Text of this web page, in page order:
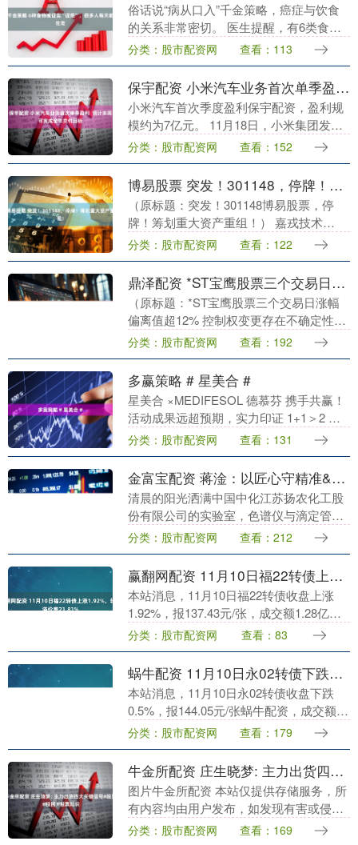
俗话说“病从口入”千金策略，癌症与饮食
的关系非常密切。 医生提醒，有6类食物
已被世界卫生组织等机构证实可能促进癌
症的发生和发展，需要特别警惕。 01 食
物促癌的....
分类：股市配资网 查看：113
保宇配资 小米汽车业务首次单季盈利 预计本周可完成全年交付目标
小米汽车首次季度盈利保宇配资，盈利规
模约为7亿元。 11月18日，小米集团发布
三季度业绩公告。单季营收1131亿元，同
比增长22.3%，连续4个季度突破千亿；
经....
分类：股市配资网 查看：152
博易股票 突发！301148，停牌！筹划重大资产重组！
（原标题：突发！301148博易股票，停
牌！筹划重大资产重组！） 嘉戎技术
(301148)11月17日午间公告，公司正在筹
划发行股份等方式购买资产事项， 同时
拟....
分类：股市配资网 查看：122
鼎泽配资 *ST宝鹰股票三个交易日涨幅偏离值超12% 控制权变更存在不确定性
（原标题：*ST宝鹰股票三个交易日涨幅
偏离值超12% 控制权变更存在不确定性）
鼎泽配资 雷达财经 文|杨洋 编|李亦辉鼎泽
配资 11月16日，*ST宝鹰（证券代....
分类：股市配资网 查看：192
多赢策略 # 星美合 #
星美合 ×MEDIFESOL 德慕芬 携手共赢！
活动成果远超预期，实力印证 1+1＞2 的
联盟魔力 发布于：广东省....
分类：股市配资网 查看：131
金富宝配资 蒋淦：以匠心守精准&#32;做研发路上的“火眼金睛”
清晨的阳光洒满中国中化江苏扬农化工股
份有限公司的实验室，色谱仪与滴定管整
齐排列，折射出专注的光芒。植保研究院
检测研发部分析实验员蒋淦手持待检样品
瓶，对光观察溶液....
分类：股市配资网 查看：212
赢翻网配资 11月10日福22转债上涨1.92%，转股溢价率21.81%
本站消息，11月10日福22转债收盘上涨
1.92%，报137.43元/张，成交额1.28亿元
赢翻网配资，转股溢价率21.81%。 资料显
示，福22转债信用级别为....
分类：股市配资网 查看：83
蜗牛配资 11月10日永02转债下跌0.5%，转股溢价率12.47%
本站消息，11月10日永02转债收盘下跌
0.5%，报144.05元/张蜗牛配资，成交额
4959.35万元，转股溢价率12.47%。 资料
显示，永02转债信用级别....
分类：股市配资网 查看：179
牛金所配资 庄生晓梦: 主力出货四大关键信号#股票 #股民 #股票知识
图片牛金所配资 本站仅提供存储服务，所
有内容均由用户发布，如发现有害或侵权
内容，请点击举报。....
分类：股市配资网 查看：169